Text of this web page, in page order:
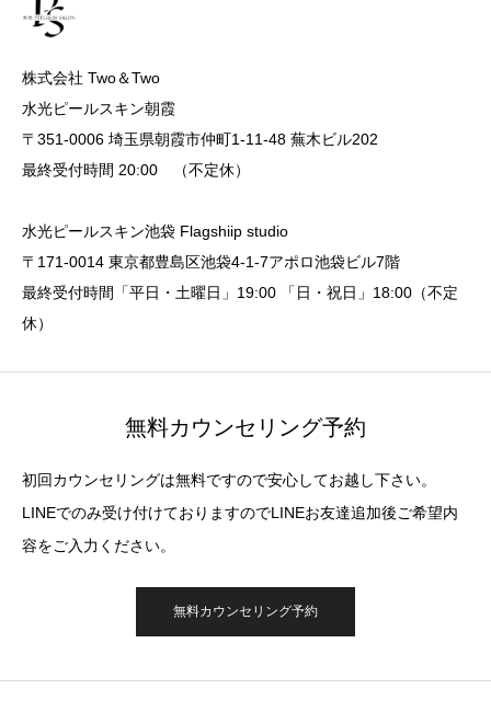
株式会社 Two＆Two
水光ピールスキン朝霞
〒351-0006 埼玉県朝霞市仲町1-11-48 蕪木ビル202
最終受付時間 20:00 （不定休）
水光ピールスキン池袋 Flagshiip studio
〒171-0014 東京都豊島区池袋4-1-7アポロ池袋ビル7階
最終受付時間「平日・土曜日」19:00 「日・祝日」18:00（不定
休）
無料カウンセリング予約
初回カウンセリングは無料ですので安心してお越し下さい。
LINEでのみ受け付けておりますのでLINEお友達追加後ご希望内
容をご入力ください。
無料カウンセリング予約